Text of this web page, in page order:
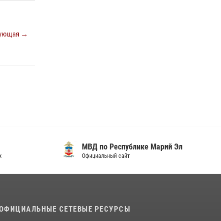
→
и верности
09 июля 2026, 06:04 3
МВД по Республике Марий Эл
Официальный сайт
СЕТЕВЫЕ РЕСУРСЫ